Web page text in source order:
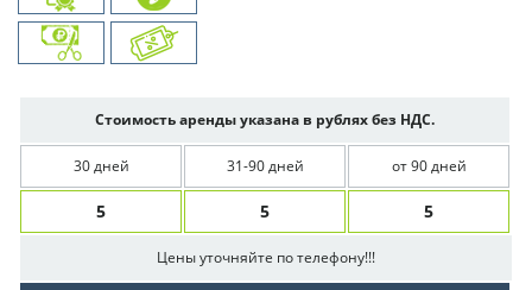
Стоимость аренды указана в рублях без НДС.
30 дней 31-90 дней от 90 дней
5 5 5
Цены уточняйте по телефону!!!